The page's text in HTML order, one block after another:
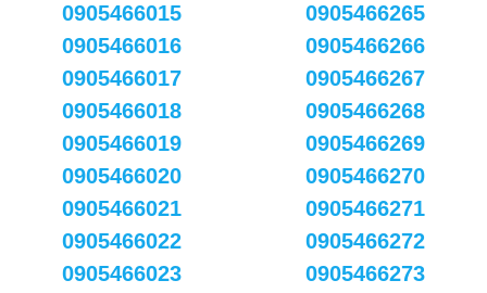
0905466015
0905466016
0905466017
0905466018
0905466019
0905466020
0905466021
0905466022
0905466023
0905466265
0905466266
0905466267
0905466268
0905466269
0905466270
0905466271
0905466272
0905466273